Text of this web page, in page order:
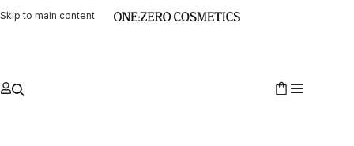
Skip to main content